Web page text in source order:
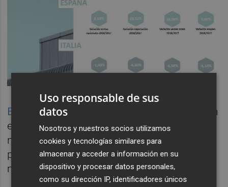
En cuanto a las expectativas de futuro
, según
el informe, se muestra una tasa de variación
negativa de un -3,19%, que viene empujada
por las expectativas de caída de un 3% del
mercado nacional en 2019.
Uso responsable de sus
datos
Nosotros y nuestros socios utilizamos
cookies y tecnologías similares para
almacenar y acceder a información en su
dispositivo y procesar datos personales,
como su dirección IP, identificadores únicos